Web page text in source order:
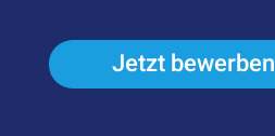
Jetzt bewerben